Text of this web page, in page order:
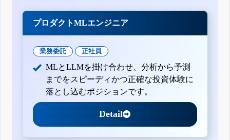
プロダクトMLエンジニア
業務委託 正社員
MLとLLMを掛け合わせ、分析から予測
までをスピーディかつ正確な投資体験に
落とし込むポジションです。
Detail